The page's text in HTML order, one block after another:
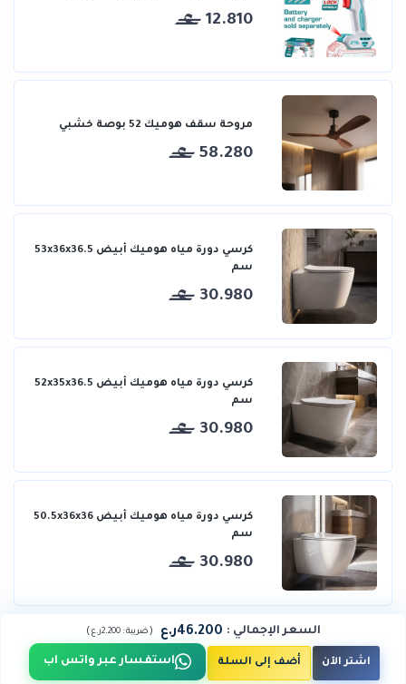
12.810
مروحة سقف هوميك 52 بوصة خشبي
58.280
كرسي دورة مياه هوميك أبيض 53x36x36.5
سم
30.980
كرسي دورة مياه هوميك أبيض 52x35x36.5
سم
30.980
كرسي دورة مياه هوميك أبيض 50.5x36x36
سم
30.980
السعر الإجمالي : 46.200ر.ع (ضريبة :2.200ر.ع )
اشتر الآن أضف إلى السلة استفسار عبر واتس اب